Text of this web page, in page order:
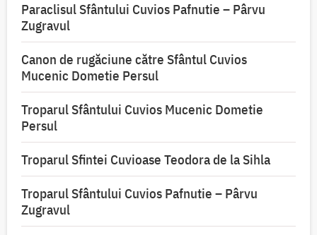
Paraclisul Sfântului Cuvios Pafnutie – Pârvu
Zugravul
Canon de rugăciune către Sfântul Cuvios
Mucenic Dometie Persul
Troparul Sfântului Cuvios Mucenic Dometie
Persul
Troparul Sfintei Cuvioase Teodora de la Sihla
Troparul Sfântului Cuvios Pafnutie – Pârvu
Zugravul